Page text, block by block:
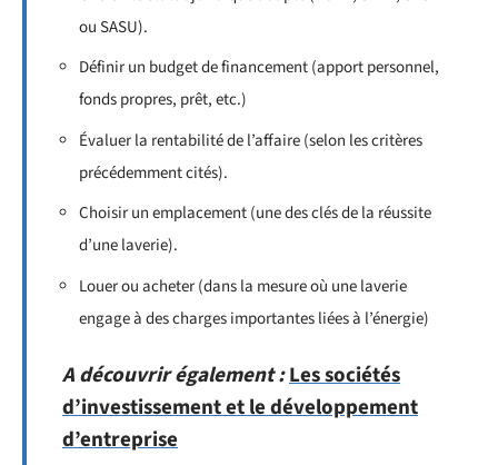
ou SASU).
Définir un budget de financement (apport personnel,
fonds propres, prêt, etc.)
Évaluer la rentabilité de l’affaire (selon les critères
précédemment cités).
Choisir un emplacement (une des clés de la réussite
d’une laverie).
Louer ou acheter (dans la mesure où une laverie
engage à des charges importantes liées à l’énergie)
A découvrir également :Les sociétés
d’investissement et le développement
d’entreprise